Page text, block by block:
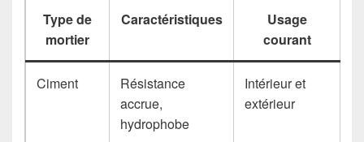
Type de
mortier
Caractéristiques
Usage
courant
Ciment
Résistance
accrue,
hydrophobe
Intérieur et
extérieur